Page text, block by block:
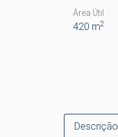
Área Útil
420 m2
Descrição